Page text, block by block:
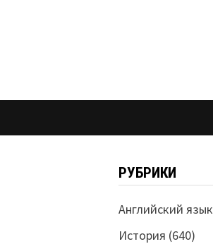
РУБРИКИ
Английский язык
История (640)